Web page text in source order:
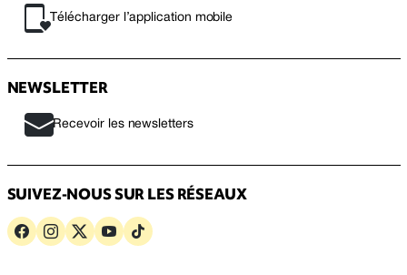
Télécharger l’application mobile
NEWSLETTER
Recevoir les newsletters
SUIVEZ-NOUS SUR LES RÉSEAUX